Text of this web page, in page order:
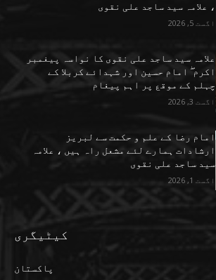
، علامہ سید ساجد علی نقوی
اگست 5, 2026
علامہ سید ساجد علی نقوی کا نواسہ پیغمبر
اکرم ۖ امام حسین اور شہدائے کربلا کے
چہلم کے موقع پر اہم پیغام
اگست 3, 2026
امام رضا کے علم و حکمت سے لبریز
ارشادات ہمارے لئے مشعل راہ ہیں ، علامہ
سید ساجد علی نقوی
اگست 1, 2026
کیٹیگری
پاکستان